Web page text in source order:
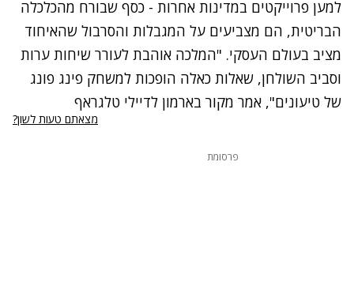
למען פרוייקטים במדינות אחרות - כסף שבורח מהכלכלה
הבריטית, הם מצביעים על המגבלות והסרבול שהאיחוד
מציב בעולם העסקי. "המלכה אוהבת לעורר שיחות ערות
וסביב השולחן, שאלות כאלה הופכות למשחק פינג פונג
של טיעונים", אמר מקור בארמון לדיילי טלגראף
מצאתם טעות לשון?
פרסומת